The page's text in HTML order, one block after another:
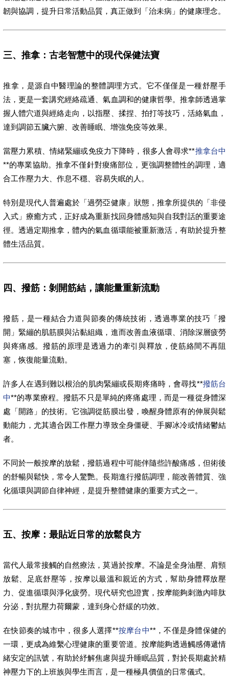
韌與協調，提升日常活動品質，真正做到「治未病」的健康理念。
三、推拿：古老智慧中的現代保健法寶
推拿，是源自中醫理論的整體調理方式。它不僅僅是一種舒壓手
法，更是一套講究經絡疏通、氣血調和的健康哲學。推拿師透過掌
握人體穴道與經絡走向，以指壓、揉捏、拍打等技巧，活絡氣血，
達到調節五臟六腑、改善睡眠、增強免疫等效果。
當壓力累積、情緒緊繃或免疫力下降時，很多人會尋求**推拿台中
**的專業協助。推拿不僅針對痠痛部位，更強調整體性的調理，適
合工作壓力大、作息不穩、容易失眠的人。
特別是現代人普遍處於「過勞亞健康」狀態，推拿所提供的「非侵
入式」療癒方式，正好成為重新找回身體感知與自我對話的重要途
徑。透過定期推拿，體內的氣血循環能被重新激活，有助於提升整
體生活品質。
四、撥筋：剝開筋結，讓能量重新流動
撥筋，是一種結合力道與節奏的傳統技術，透過專業的技巧「撥
開」緊繃的肌筋膜與沾黏組織，進而改善血液循環、消除深層疲勞
與疼痛感。撥筋的原理是透過力的牽引與釋放，使筋絡間不再阻
塞，恢復能量流動。
許多人在遇到難以根治的肌肉緊繃或長期疼痛時，會尋找**撥筋台
中**的專業療程。撥筋不只是單純的疼痛處理，而是一種從身體深
處「開路」的技術。它強調從筋膜出發，喚醒身體原有的伸展與鬆
動能力，尤其適合因工作壓力導致全身僵硬、手腳冰冷或情緒鬱結
者。
不同於一般按摩的放鬆，撥筋過程中可能伴隨些許酸痛感，但術後
的舒暢與鬆快，常令人驚艷。長期進行撥筋調理，能改善體質、強
化循環與調節自律神經，是提升整體健康的重要方式之一。
五、按摩：最貼近日常的放鬆良方
當代人最常接觸的自然療法，莫過於按摩。不論是全身油壓、肩頸
放鬆、足底舒壓等，按摩以最溫和親近的方式，幫助身體釋放壓
力、促進循環與淨化疲勞。現代研究也證實，按摩能夠刺激內啡肽
分泌，對抗壓力荷爾蒙，達到身心舒緩的功效。
在快節奏的城市中，很多人選擇**按摩台中**，不僅是身體保健的
一環，更成為維繫心理健康的重要管道。按摩能夠透過觸感傳遞情
緒安定的訊號，有助於紓解焦慮與提升睡眠品質，對於長期處於精
神壓力下的上班族與學生而言，是一種極具價值的日常儀式。